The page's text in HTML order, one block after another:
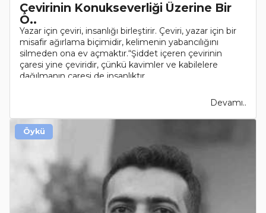
Çevirinin Konukseverliği Üzerine Bir
O..
Yazar için çeviri, insanlığı birleştirir. Çeviri, yazar için bir
misafir ağırlama biçimidir, kelimenin yabancılığını
silmeden ona ev açmaktır.“Şiddet içeren çevirinin
çaresi yine çeviridir, çünkü kavimler ve kabilelere
dağılmanın çaresi de insanlıktır..
Devamı..
Öykü